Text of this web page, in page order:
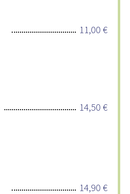
11,00 €
14,50 €
14,90 €